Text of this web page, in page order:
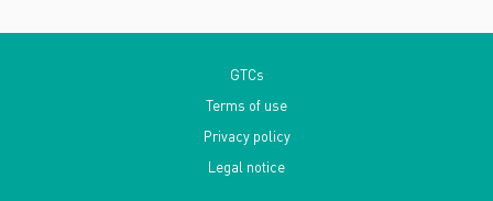
GTCs
Terms of use
Privacy policy
Legal notice